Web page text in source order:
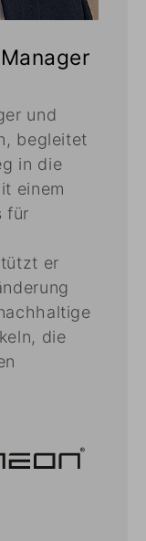
und
begleitet
in die
einem
für
er
die